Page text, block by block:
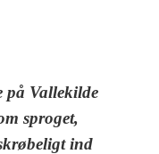
på Vallekilde
sproget,
ind